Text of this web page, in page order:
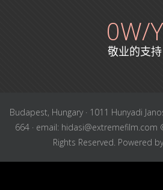
0W/Y
敬业的支持
Budapest, Hungary · 1011 Hunyadi
664 · email: hidasi@extremefilm.com
Rights Reserved. Powered